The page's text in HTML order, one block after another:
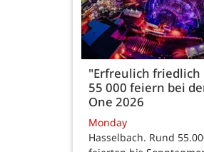
"Erfreulich
55 000 feiern bei
One 2026
Monday
Hasselbach. Rund